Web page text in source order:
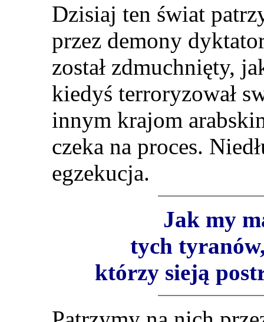
Dzisiaj ten świat
przez demony
został zdmuchnięty,
kiedyś terroryzował
innym krajom
czeka na proces.
egzekucja.
Jak my
tych
którzy sieją